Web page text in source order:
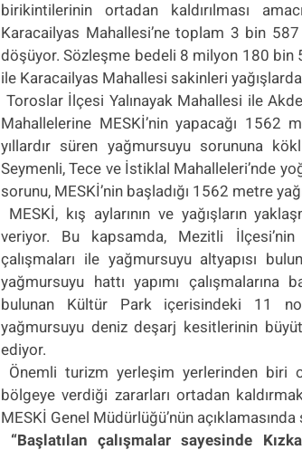
birikintilerinin ortadan kaldırılması
Karacailyas Mahallesi’ne toplam 3 bin
döşüyor. Sözleşme bedeli 8 milyon 180 bin
ile Karacailyas Mahallesi sakinleri
Toroslar İlçesi Yalınayak Mahallesi ile
Mahallelerine MESKİ’nin yapacağı
yıllardır süren yağmursuyu sorununa
Seymenli, Tece ve İstiklal Mahalleleri’nde
sorunu, MESKİ’nin başladığı 1562 metre
MESKİ, kış aylarının ve yağışların
veriyor. Bu kapsamda, Mezitli
çalışmaları ile yağmursuyu altyapısı
yağmursuyu hattı yapımı çalışmalarına
bulunan Kültür Park içerisindeki 11
yağmursuyu deniz deşarj kesitlerinin
ediyor.
Önemli turizm yerleşim yerlerinden biri
bölgeye verdiği zararları ortadan
MESKİ Genel Müdürlüğü’nün
“Başlatılan çalışmalar sayesinde